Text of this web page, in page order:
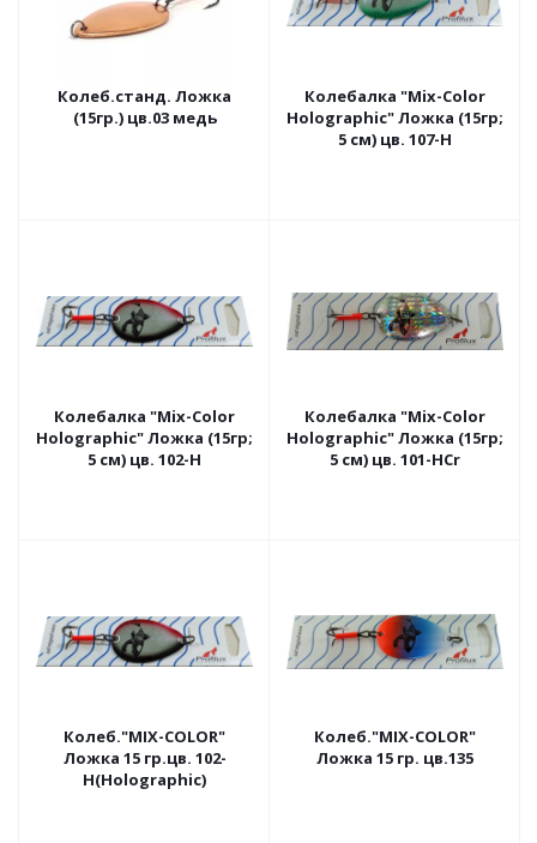
Колеб.станд. Ложка
(15гр.) цв.03 медь
Колебалка "Mix-Color
Holographic" Ложка (15гр;
5 см) цв. 107-H
Колебалка "Mix-Color
Holographic" Ложка (15гр;
5 см) цв. 102-H
Колебалка "Mix-Color
Holographic" Ложка (15гр;
5 см) цв. 101-HCr
Колеб."MIX-COLOR"
Ложка 15 гр.цв. 102-
H(Holographic)
Колеб."MIX-COLOR"
Ложка 15 гр. цв.135